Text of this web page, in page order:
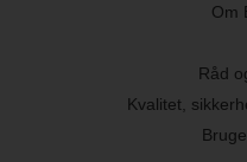
Om
Råd
Kvalitet,